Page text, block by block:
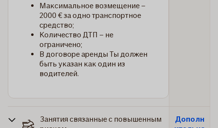
Максимальное возмещение –
2000 € за одно транспортное
средство;
Количество ДТП – не
ограничено;
В договоре аренды Ты должен
быть указан как один из
водителей.
Занятия связанные с повышенным
Дополн